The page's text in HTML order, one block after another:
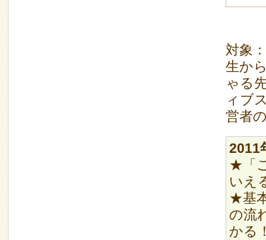
対象
生か
ゃる
ィブ
営者
2011
★「
いえ
★基
の流
かる